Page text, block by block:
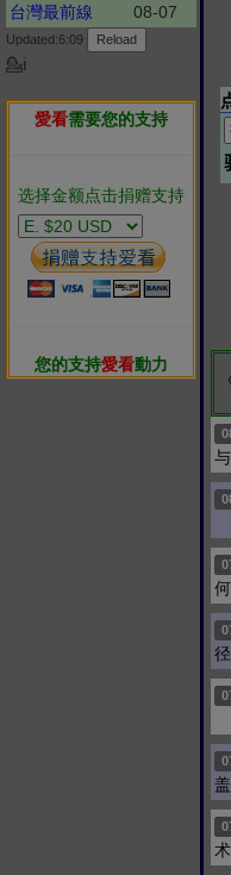
台灣最前線
08-07
Updated:6:09
💁ℹ
愛看需要您的支持
选择金额点击捐赠支持
您的支持愛看動力